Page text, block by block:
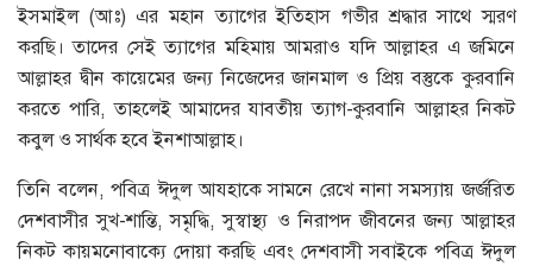
ইসমাইল (আঃ) এর মহান ত্যাগের ইতিহাস গভীর শ্রদ্ধার সাথে স্মরণ
করছি। তাদের সেই ত্যাগের মহিমায় আমরাও যদি আল্লাহর এ জমিনে
আল্লাহর দ্বীন কায়েমের জন্য নিজেদের জানমাল ও প্রিয় বস্তুকে কুরবানি
করতে পারি, তাহলেই আমাদের যাবতীয় ত্যাগ-কুরবানি আল্লাহর নিকট
কবুল ও সার্থক হবে ইনশাআল্লাহ।
তিনি বলেন, পবিত্র ঈদুল আযহাকে সামনে রেখে নানা সমস্যায় জর্জরিত
দেশবাসীর সুখ-শান্তি, সমৃদ্ধি, সুস্বাস্থ্য ও নিরাপদ জীবনের জন্য আল্লাহর
নিকট কায়মনোবাক্যে দোয়া করছি এবং দেশবাসী সবাইকে পবিত্র ঈদুল